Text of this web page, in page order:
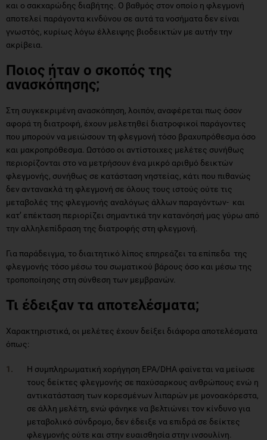
και ο σακχαρώδης διαβήτης. Ο βαθμός στον οποίο η φλεγμονή
αποτελεί παράγοντα κινδύνου σε αυτά τα νοσήματα δεν είναι
γνωστός, κυρίως λόγω έλλειψης βιοδεικτών με αυτήν την
ακρίβεια.
Ποιος ήταν ο σκοπός της
ανασκόπησης;
Στη συγκεκριμένη ανασκόπηση, λοιπόν, αναφέρεται πως όσον
αφορά τη διατροφή, έχουν μελετηθεί διατροφικοί παράγοντες
που μπορούν να μειώσουν τη φλεγμονή τόσο βραχυπρόθεσμα όσο
και μακροπρόθεσμα. Ωστόσο οι αντίστοιχες μελέτες συνήθως
περιορίζονται στο να μετρήσουν ένα μικρό αριθμό δεικτών
φλεγμονής, συνήθως σε κατάσταση νηστείας, κάτι που πιθανώς
δεν αντανακλά τη φλεγμονή σε όλους τους ιστούς ούτε τις
μεταβολές της φλεγμονής αναλόγως άλλων παραγόντων- και
κατ’ επέκταση περιορίζει σημαντικά την κατανόησή μας γύρω από
την αλληλεπίδραση της διατροφής στη φλεγμονή.
Για παράδειγμα, το διαιτητικό λίπος επηρεάζει τα επίπεδα της
φλεγμονής τόσο μέσω του σωματικού βάρους όσο και μέσω της
τροποποίησης στη σύνθεση των μεμβρανών.
Τι έδειξαν τα αποτελέσματα;
Χαρακτηριστικά, οι μελέτες έχουν δείξει διάφορα αποτελέσματα
όπως:
Η συμπληρωματική χορήγηση EPA/DHA φαίνεται να μείωσε
τους δείκτες φλεγμονής σε παχύσαρκους ανθρώπους ενώ η
αντικατάσταση των κορεσμένων λιπαρών με μονοακόρεστα,
σε άλλη μελέτη, ενώ φάνηκε να βελτιώνει τον κίνδυνο για
μεταβολικό σύνδρομο, δεν έδειξε να επιδρά σε δείκτες
φλεγμονής ούτε και στην ευαισθησία στην ινσουλίνη.